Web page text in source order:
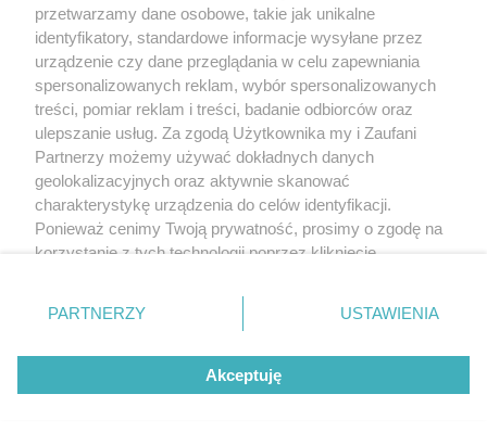
TENIS ZIEMNY
Weronika Falkowska z
tytułem w Warszawie. Zobacz
wynik polskiego finału debla
przetwarzamy dane osobowe, takie jak unikalne
identyfikatory, standardowe informacje wysyłane przez
urządzenie czy dane przeglądania w celu zapewniania
spersonalizowanych reklam, wybór spersonalizowanych
treści, pomiar reklam i treści, badanie odbiorców oraz
ulepszanie usług. Za zgodą Użytkownika my i Zaufani
Partnerzy możemy używać dokładnych danych
geolokalizacyjnych oraz aktywnie skanować
charakterystykę urządzenia do celów identyfikacji.
Ponieważ cenimy Twoją prywatność, prosimy o zgodę na
korzystanie z tych technologii poprzez kliknięcie
zmienić/wycofać klikając przycisk ustawień prywatności
znajdujący się w lewym dolnym rogu strony
rodzaje przetwarzania danych nie wymagają zgody
użytkownika, ale masz prawo sprzeciwić się takiemu
przetwarzaniu. Preferencje będą miały zastosowanie tylko
PARTNERZY USTAWIENIA
Akceptuję